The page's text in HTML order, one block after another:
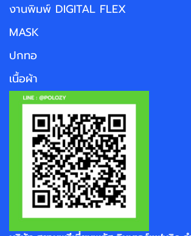
งานพิมพ์ DIGITAL FLEX
MASK
ปกทอ
เนื้อผ้า